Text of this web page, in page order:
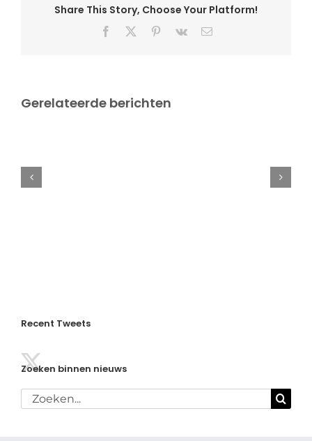
Share This Story, Choose Your Platform!
Facebook Pinterest
Vk
E-
Gerelateerde berichten
Recent Tweets
Zoeken binnen nieuws
Zoeken